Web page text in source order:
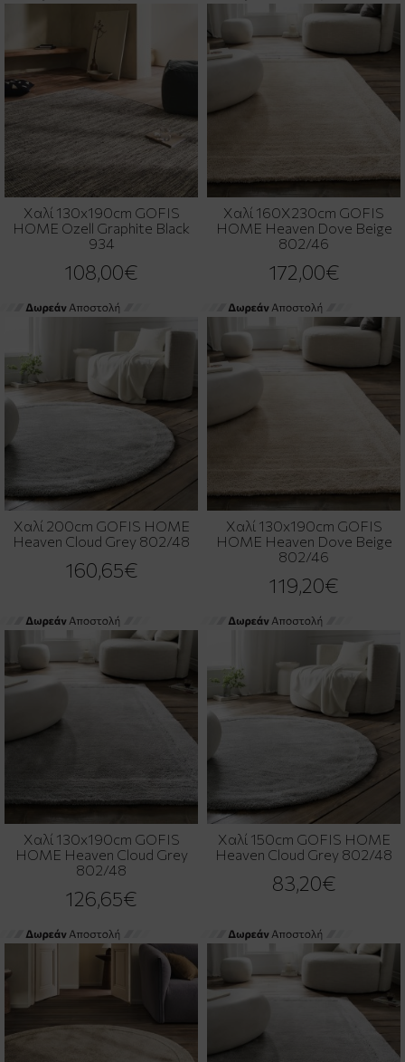
Χαλί 130x190cm GOFIS
HOME Ozell Graphite Black
934
108,00€
Χαλί 160X230cm GOFIS
HOME Heaven Dove Beige
802/46
172,00€
Χαλί 200cm GOFIS HOME
Heaven Cloud Grey 802/48
160,65€
Χαλί 130x190cm GOFIS
HOME Heaven Dove Beige
802/46
119,20€
Χαλί 130x190cm GOFIS
HOME Heaven Cloud Grey
802/48
126,65€
Χαλί 150cm GOFIS HOME
Heaven Cloud Grey 802/48
83,20€